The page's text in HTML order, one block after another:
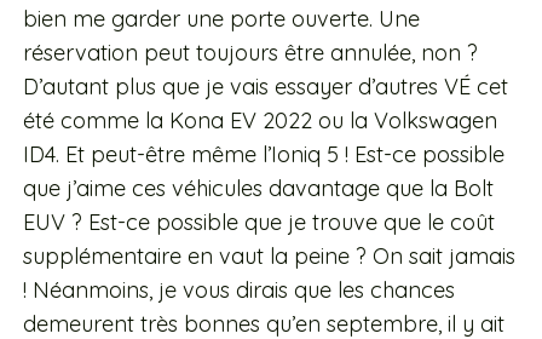
bien me garder une porte ouverte. Une
réservation peut toujours être annulée, non ?
D’autant plus que je vais essayer d’autres VÉ cet
été comme la Kona EV 2022 ou la Volkswagen
ID4. Et peut-être même l’Ioniq 5 ! Est-ce possible
que j’aime ces véhicules davantage que la Bolt
EUV ? Est-ce possible que je trouve que le coût
supplémentaire en vaut la peine ? On sait jamais
! Néanmoins, je vous dirais que les chances
demeurent très bonnes qu’en septembre, il y ait